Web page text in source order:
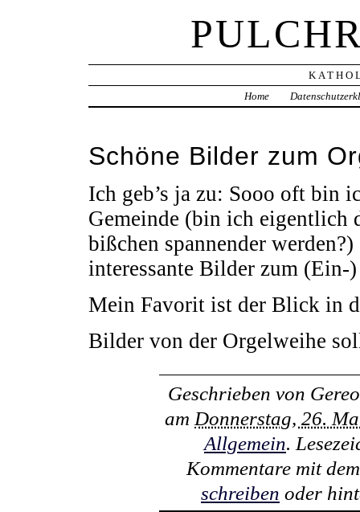
Home
Schöne Bilder zum
Ich geb’s ja zu: Sooo oft bin
Gemeinde (bin ich eigentlich
bißchen spannender werden?)
interessante Bilder zum (Ein-
Mein Favorit ist der Blick in
Bilder von der Orgelweihe
Geschrieben von
am Donnerstag, 26.
Allgemein.
Kommentare mit
schreiben oder